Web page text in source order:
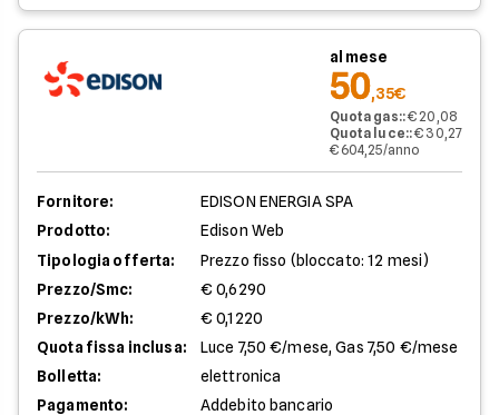
al mese
50,35€
Quota gas::€ 20,08
Quota luce::€ 30,27
€ 604,25/anno
Fornitore:
EDISON ENERGIA SPA
Prodotto:
Edison Web
Tipologia offerta:
Prezzo fisso (bloccato: 12 mesi)
Prezzo/Smc:
€ 0,6290
Prezzo/kWh:
€ 0,1220
Quota fissa inclusa:
Luce 7,50 €/mese, Gas 7,50 €/mese
Bolletta:
elettronica
Pagamento:
Addebito bancario